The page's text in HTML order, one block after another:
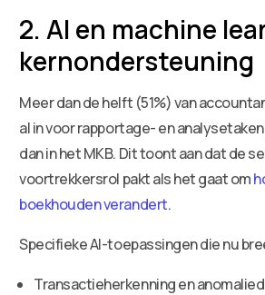
2. AI en machine
kernondersteuning
Meer dan de helft (51%) van
al in voor rapportage- en
dan in het MKB. Dit toont aan dat de
voortrekkersrol pakt als het gaat om
boekhouden verandert.
Specifieke AI-toepassingen die nu
Transactieherkenning en